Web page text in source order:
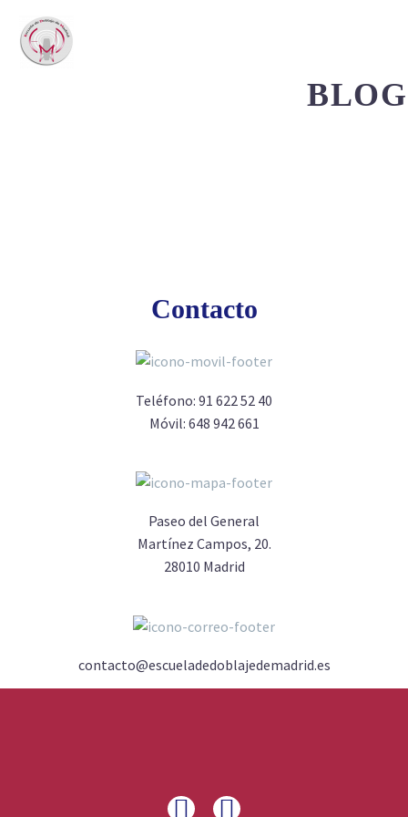
BLOG
Contacto
Teléfono: 91 622 52 40
Móvil: 648 942 661
Paseo del General
Martínez Campos, 20.
28010 Madrid
contacto@escueladedoblajedemadrid.es